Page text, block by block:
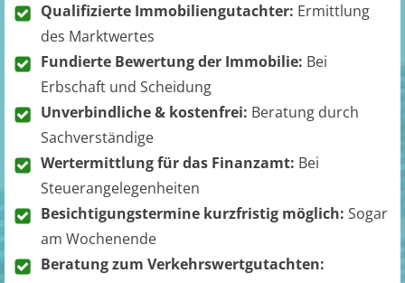
Qualifizierte Immobiliengutachter: Ermittlung
des Marktwertes
Fundierte Bewertung der Immobilie: Bei
Erbschaft und Scheidung
Unverbindliche & kostenfrei: Beratung durch
Sachverständige
Wertermittlung für das Finanzamt: Bei
Steuerangelegenheiten
Besichtigungstermine kurzfristig möglich: Sogar
am Wochenende
Beratung zum Verkehrswertgutachten: